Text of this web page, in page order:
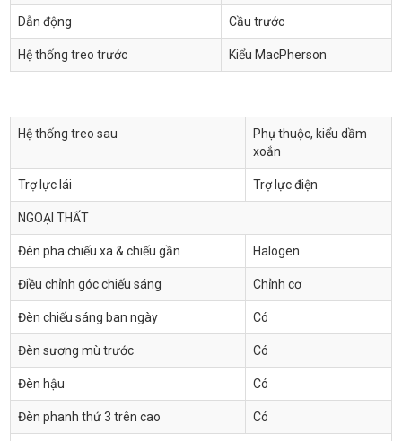
Dẫn động Cầu trước
Hệ thống treo trước Kiểu MacPherson
Hệ thống treo sau
Phụ thuộc, kiểu dầm
xoắn
Trợ lực lái Trợ lực điện
NGOẠI THẤT
Đèn pha chiếu xa & chiếu gần Halogen
Điều chỉnh góc chiếu sáng Chỉnh cơ
Đèn chiếu sáng ban ngày Có
Đèn sương mù trước Có
Đèn hậu Có
Đèn phanh thứ 3 trên cao Có